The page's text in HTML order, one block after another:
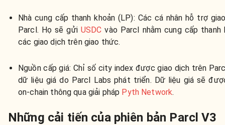
Nhà cung cấp thanh khoản (LP): Các cá nhân hỗ trợ
Parcl. Họ sẽ gửi USDC vào Parcl nhằm cung cấp thanh
các giao dịch trên giao thức.
Nguồn cấp giá: Chỉ số city index được giao dịch trên
dữ liệu giá do Parcl Labs phát triển. Dữ liệu giá sẽ
on-chain thông qua giải pháp Pyth Network.
Những cải tiến của phiên bản Parcl V3